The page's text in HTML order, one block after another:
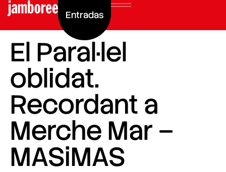
Entradas
El Paral·lel
oblidat.
Recordant a
Merche Mar –
MASiMAS